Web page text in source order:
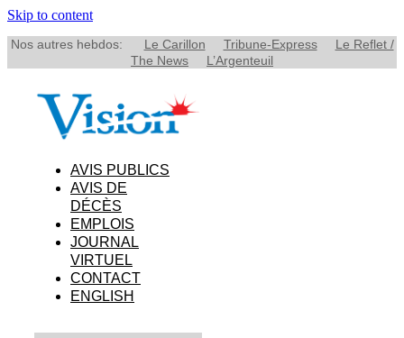
Skip to content
Nos autres hebdos: Le Carillon Tribune-Express
Le Reflet /
The News
L’Argenteuil
AVIS PUBLICS
AVIS DE
DÉCÈS
EMPLOIS
JOURNAL
VIRTUEL
CONTACT
ENGLISH